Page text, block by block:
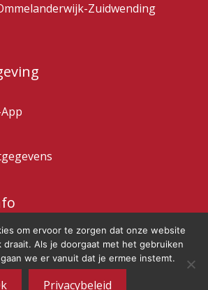
Zuidwending
om ervoor te zorgen dat onze website
draait. Als je doorgaat met het gebruiken
we er vanuit dat je ermee instemt.
Privacybeleid